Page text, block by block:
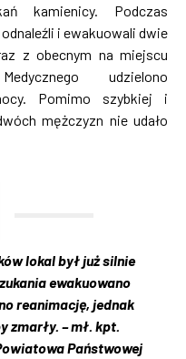
kamienicy. Podczas
i ewakuowali dwie
z obecnym na miejscu
udzielono
Pomimo szybkiej i
mężczyzn nie udało
lokal był już silnie
ewakuowano
reanimację, jednak
zmarły. – mł. kpt.
Państwowej